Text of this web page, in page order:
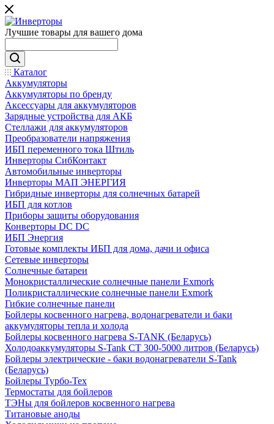
Лучшие товары для вашего дома
Каталог
Аккумуляторы
Аккумуляторы по бренду
Аксессуары для аккумуляторов
Зарядные устройства для АКБ
Стеллажи для аккумуляторов
Преобразователи напряжения
ИБП переменного тока Штиль
Инверторы СибКонтакт
Автомобильные инверторы
Инверторы МАП ЭНЕРГИЯ
Гибридные инверторы для солнечных батарей
ИБП для котлов
Приборы защиты оборудования
Конверторы DC DC
ИБП Энергия
Готовые комплекты ИБП для дома, дачи и офиса
Сетевые инверторы
Солнечные батареи
Монокристаллические солнечные панели Exmork
Поликристаллические солнечные панели Exmork
Гибкие солнечные панели
Бойлеры косвенного нагрева, водонагреватели и баки
аккумуляторы тепла и холода
Бойлеры косвенного нагрева S-TANK (Беларусь)
Холодоаккумуляторы S-Tank СТ 300-5000 литров (Беларусь)
Бойлеры электрические - баки водонагреватели S-Tank
(Беларусь)
Бойлеры Турбо-Тех
Термостаты для бойлеров
ТЭНы для бойлеров косвенного нагрева
Титановые аноды